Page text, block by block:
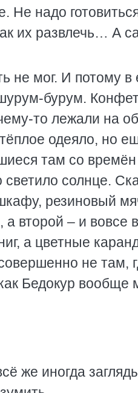
Не надо
их развлечь… А
не мог. И потому
бурум.
то лежали на
одеяло, но
там со
солнце.
резиновый
а второй – и вовсе
а цветные
не там,
Бедокур вообще
же иногда